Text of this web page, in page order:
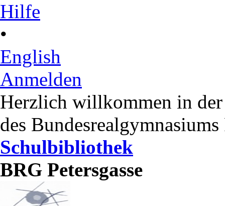
Hilfe
•
English
Anmelden
Herzlich willkommen in
des Bundesrealgymnasiums
Schulbibliothek
BRG Petersgasse